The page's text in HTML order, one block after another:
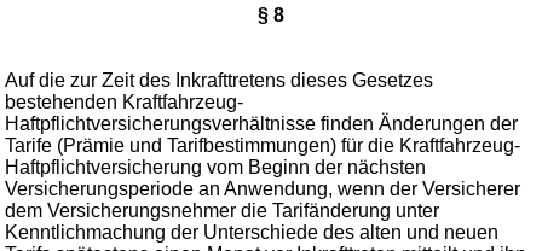
§ 8
Auf die zur Zeit des Inkrafttretens dieses Gesetzes
bestehenden Kraftfahrzeug-
Haftpflichtversicherungsverhältnisse finden Änderungen der
Tarife (Prämie und Tarifbestimmungen) für die Kraftfahrzeug-
Haftpflichtversicherung vom Beginn der nächsten
Versicherungsperiode an Anwendung, wenn der Versicherer
dem Versicherungsnehmer die Tarifänderung unter
Kenntlichmachung der Unterschiede des alten und neuen